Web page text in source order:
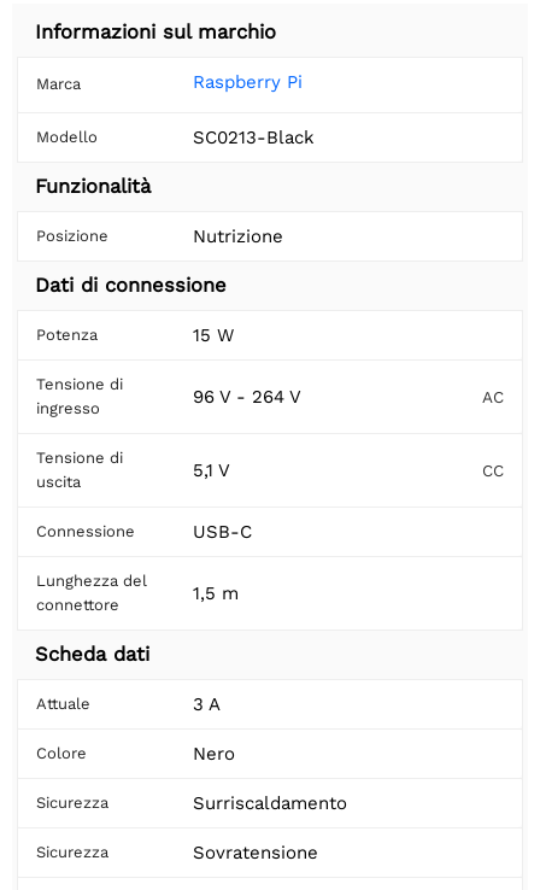
Informazioni sul marchio
Marca Raspberry Pi
Modello SC0213-Black
Funzionalità
Posizione Nutrizione
Dati di connessione
Potenza 15 W
Tensione di
ingresso
96 V - 264 V AC
Tensione di
uscita
5,1 V CC
Connessione USB-C
Lunghezza del
connettore
1,5 m
Scheda dati
Attuale 3 A
Colore Nero
Sicurezza Surriscaldamento
Sicurezza Sovratensione